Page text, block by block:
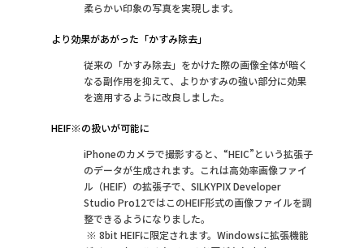
柔らかい印象の写真を実現します。
より効果があがった「かすみ除去」
従来の「かすみ除去」をかけた際の画像全体が暗く
なる副作用を抑えて、よりかすみの強い部分に効果
を適用するように改良しました。
HEIF※の扱いが可能に
iPhoneのカメラで撮影すると、“HEIC”という拡張子
のデータが生成されます。これは高効率画像ファイ
ル（HEIF）の拡張子で、SILKYPIX Developer
Studio Pro12ではこのHEIF形式の画像ファイルを調
整できるようになりました。